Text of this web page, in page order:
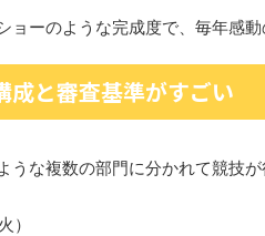
ョーのような完成度で、毎年感動
成と審査基準がすごい
うな複数の部門に分かれて競技が
）